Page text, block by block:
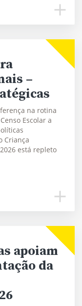
–
na rotina
Escolar a
Criança
está repleto
apoiam
da